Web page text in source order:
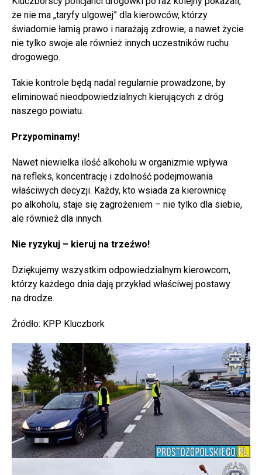
że nie ma „taryfy ulgowej” dla kierowców, którzy
świadomie łamią prawo i narażają zdrowie, a nawet życie
nie tylko swoje ale również innych uczestników ruchu
drogowego.
Takie kontrole będą nadal regularnie prowadzone, by
eliminować nieodpowiedzialnych kierujących z dróg
naszego powiatu.
Przypominamy!
Nawet niewielka ilość alkoholu w organizmie wpływa
na refleks, koncentrację i zdolność podejmowania
właściwych decyzji. Każdy, kto wsiada za kierownicę
po alkoholu, staje się zagrożeniem – nie tylko dla siebie,
ale również dla innych.
Nie ryzykuj – kieruj na trzeźwo!
Dziękujemy wszystkim odpowiedzialnym kierowcom,
którzy każdego dnia dają przykład właściwej postawy
na drodze.
Źródło: KPP Kluczbork